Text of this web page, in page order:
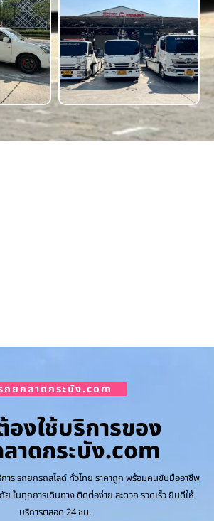
ถยกลาดกระบัง.com
องใช้บริการของ
าดกระบัง.com
าร รถยกรถสไลด์ ทั่วไทย ราคาถูก พร้อมคนขับมืออาชีพ
ในทุกการเดินทาง ติดต่อง่าย สะดวก รวดเร็ว ยินดีให้
บริการตลอด 24 ชม.